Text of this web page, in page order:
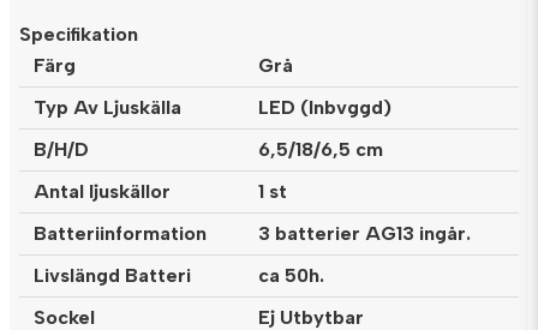
Specifikation
Färg
Grå
Typ Av Ljuskälla
LED (Inbvggd)
B/H/D
6,5/18/6,5 cm
Antal ljuskällor
1 st
Batteriinformation
3 batterier AG13 ingår.
Livslängd Batteri
ca 50h.
Sockel
Ej Utbytbar